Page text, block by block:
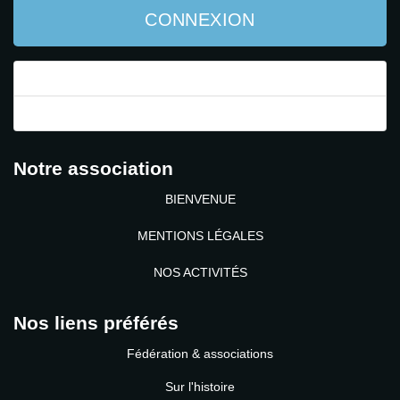
CONNEXION
Notre association
BIENVENUE
MENTIONS LÉGALES
NOS ACTIVITÉS
Nos liens préférés
Fédération & associations
Sur l'histoire